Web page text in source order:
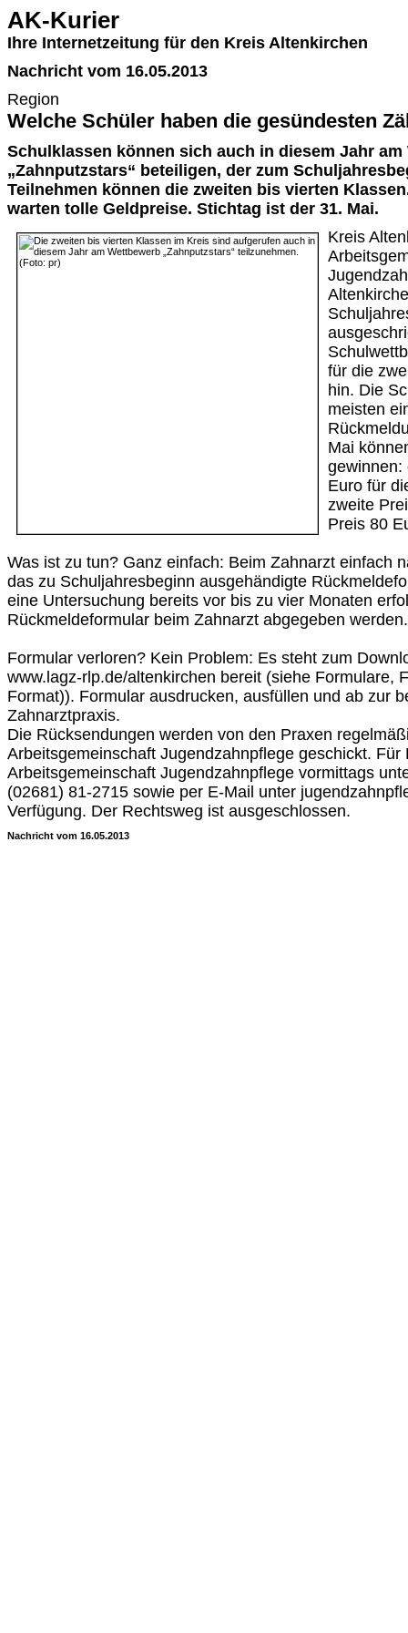
AK-Kurier
Ihre Internetzeitung für den Kreis Altenkirchen
Nachricht vom 16.05.2013
Region
Welche Schüler haben die gesündesten
Schulklassen können sich auch in diesem Jahr am
„Zahnputzstars“ beteiligen, der zum
Teilnehmen können die zweiten bis vierten
warten tolle Geldpreise. Stichtag ist der 31. Mai.
Kreis
für die
hin. Die
meisten
Mai
gewinnen:
Euro für
zweite
Preis 80
Was ist zu tun? Ganz einfach: Beim Zahnarzt einfach
das zu Schuljahresbeginn ausgehändigte
eine Untersuchung bereits vor bis zu vier Monaten
Rückmeldeformular beim Zahnarzt abgegeben werden.
Formular verloren? Kein Problem: Es steht zum
www.lagz-rlp.de/altenkirchen bereit (siehe Formulare,
Format)). Formular ausdrucken, ausfüllen und ab zur
Zahnarztpraxis.
Die Rücksendungen werden von den Praxen
Arbeitsgemeinschaft Jugendzahnpflege geschickt. Für
Arbeitsgemeinschaft Jugendzahnpflege vormittags
(02681) 81-2715 sowie per E-Mail unter
Verfügung. Der Rechtsweg ist ausgeschlossen.
Nachricht vom 16.05.2013